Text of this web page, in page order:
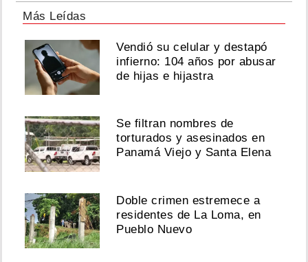
Más Leídas
Vendió su celular y destapó
infierno: 104 años por abusar
de hijas e hijastra
Se filtran nombres de
torturados y asesinados en
Panamá Viejo y Santa Elena
Doble crimen estremece a
residentes de La Loma, en
Pueblo Nuevo